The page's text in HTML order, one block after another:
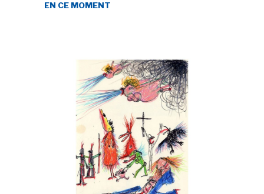
EN CE MOMENT